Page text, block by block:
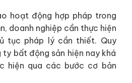
hoạt động hợp pháp trong
doanh nghiệp cần thực hiện
tục pháp lý cần thiết. Quy
bất động sản hiện nay khá
hiện qua các bước cơ bản